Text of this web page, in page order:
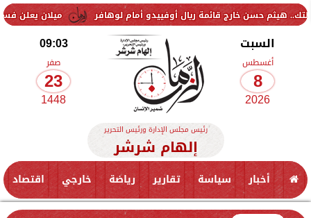
ميلان يعلن فسخ عقد إسماعيل قائمة ريال أوفييدو أمام لوهافر
السبت
أغسطس
8
2026
09:03
صفر
23
1448
رئيس مجلس الإدارة ورئيس التحرير
إلهام شرشر
أخبار سياسة تقارير رياضة خارجي اقتصاد